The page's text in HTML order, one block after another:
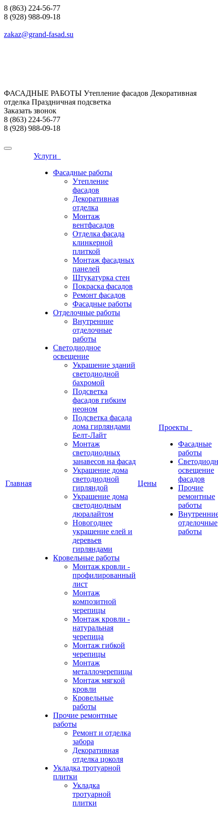
8 (863) 224-56-77
8 (928) 988-09-18
zakaz@grand-fasad.su
ФАСАДНЫЕ РАБОТЫ Утепление фасадов Декоративная
отделка Праздничная подсветка
Заказать звонок
8 (863) 224-56-77
8 (928) 988-09-18
Главная
Услуги
Фасадные работы
Утепление
фасадов
Декоративная
отделка
Монтаж
вентфасадов
Отделка фасада
клинкерной
плиткой
Монтаж фасадных
панелей
Штукатурка стен
Покраска фасадов
Ремонт фасадов
Фасадные работы
Отделочные работы
Внутренние
отделочные
работы
Светодиодное
освещение
Украшение зданий
светодиодной
бахромой
Подсветка
фасадов гибким
неоном
Подсветка фасада
дома гирляндами
Белт-Лайт
Монтаж
светодиодных
занавесов на фасад
Украшение дома
светодиодной
гирляндой
Украшение дома
светодиодным
дюралайтом
Новогоднее
украшение елей и
деревьев
гирляндами
Кровельные работы
Монтаж кровли -
профилированный
лист
Монтаж
композитной
черепицы
Монтаж кровли -
натуральная
черепица
Монтаж гибкой
черепицы
Монтаж
металлочерепицы
Монтаж мягкой
кровли
Кровельные
работы
Прочие ремонтные
работы
Ремонт и отделка
забора
Декоративная
отделка цоколя
Укладка тротуарной
плитки
Укладка
тротуарной
плитки
Цены
Проекты
Фасадные
работы
освещение
фасадов
Прочие
ремонтные
работы
отделочные
работы